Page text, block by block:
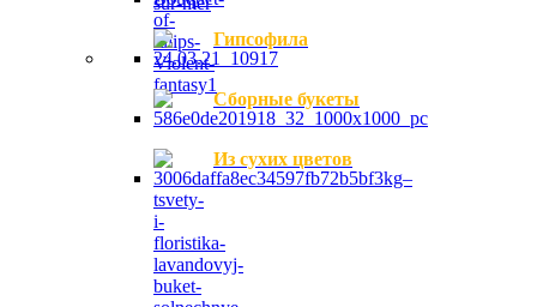
Гипсофила
Сборные букеты
Из сухих цветов